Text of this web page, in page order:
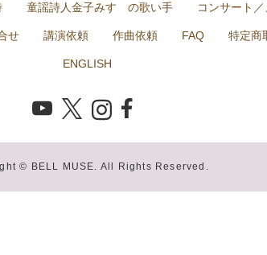
童謡詩人金子みすゞの歌い手 コンサート
せ 講演依頼 作曲依頼 FAQ 特定商
ENGLISH
© BELL MUSE. All Rights Reserved.